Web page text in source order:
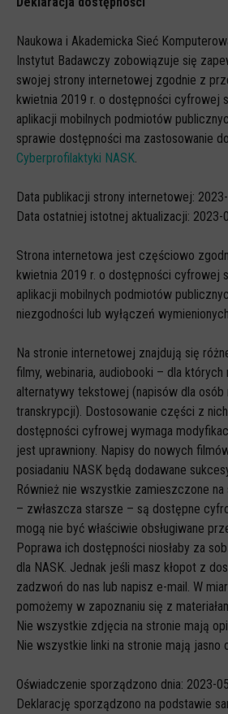
Naukowa i Akademicka Sieć
Instytut Badawczy zobowiązuje się
swojej strony internetowej zgodnie z
kwietnia 2019 r. o dostępności cyfrowej
aplikacji mobilnych podmiotów
sprawie dostępności ma zastosowanie do
Cyberprofilaktyki NASK.
Data publikacji strony internetowej:
Data ostatniej istotnej aktualizacji: 2023-
Strona internetowa jest częściowo
kwietnia 2019 r. o dostępności cyfrowej
aplikacji mobilnych podmiotów
niezgodności lub wyłączeń
Na stronie internetowej znajdują się
filmy, webinaria, audiobooki – dla których
alternatywy tekstowej (napisów dla osób
transkrypcji). Dostosowanie części z
dostępności cyfrowej wymaga
jest uprawniony. Napisy do nowych
posiadaniu NASK będą dodawane
Również nie wszystkie zamieszczone
– zwłaszcza starsze – są dostępne
mogą nie być właściwie obsługiwane
Poprawa ich dostępności niosłaby za
dla NASK. Jednak jeśli masz kłopot z
zadzwoń do nas lub napisz e-mail. W
pomożemy w zapoznaniu się z
Nie wszystkie zdjęcia na stronie mają
Nie wszystkie linki na stronie mają jasno
Oświadczenie sporządzono dnia: 2023-
Deklarację sporządzono na podstawie
W sieci przyjaźni
(Nie)widzialne ślady online
Piosenka edukacyjna i teledysk
CYBER lekcje 3.0
Cyberlekcje
Selma
Szkoła Sieci Społecznościowych
Plik i Folder
Dla rodziców
PODCASTY CYFROWE WIECZORY
BEZPIECZNE WAKACJE 2022
CYBERREPETYTORIUM
RAZEM W SIECI
INFOGRAFIKI
SŁOWA Z SIECI NASZYCH DZIECI
Webinaria
Webinary CEDMO
Cykl webinarów - Gadanie o internecie
Cyfrowe wieczory dla rodziców
Cykl webinarów - marzec 2026
Multimedia
Filmy